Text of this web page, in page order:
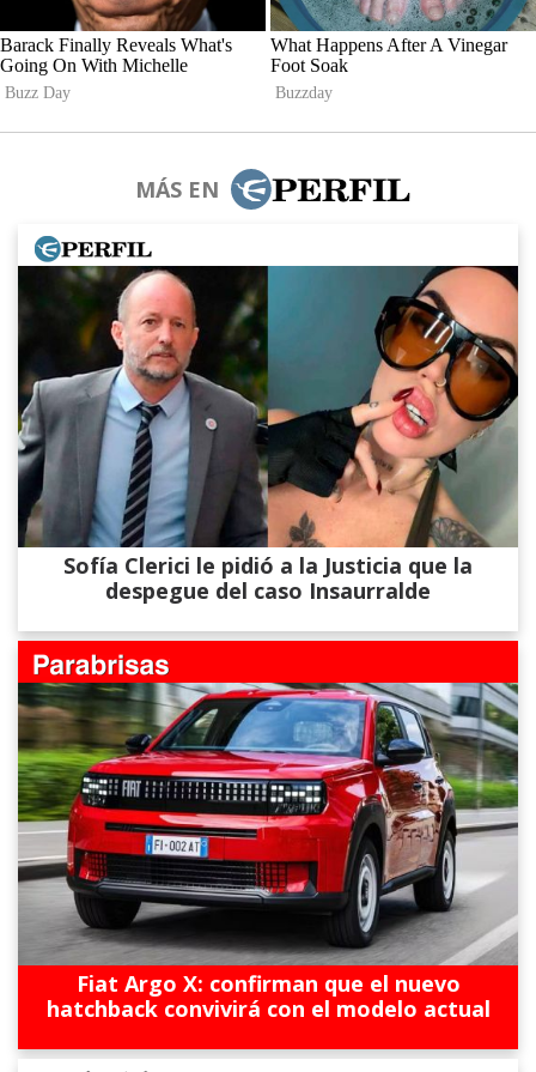
MÁS EN
Sofía Clerici le pidió a la Justicia que la
despegue del caso Insaurralde
Fiat Argo X: confirman que el nuevo
hatchback convivirá con el modelo actual